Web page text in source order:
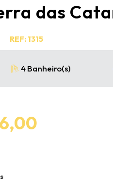
das
REF: 1315
4 Banheiro(s)